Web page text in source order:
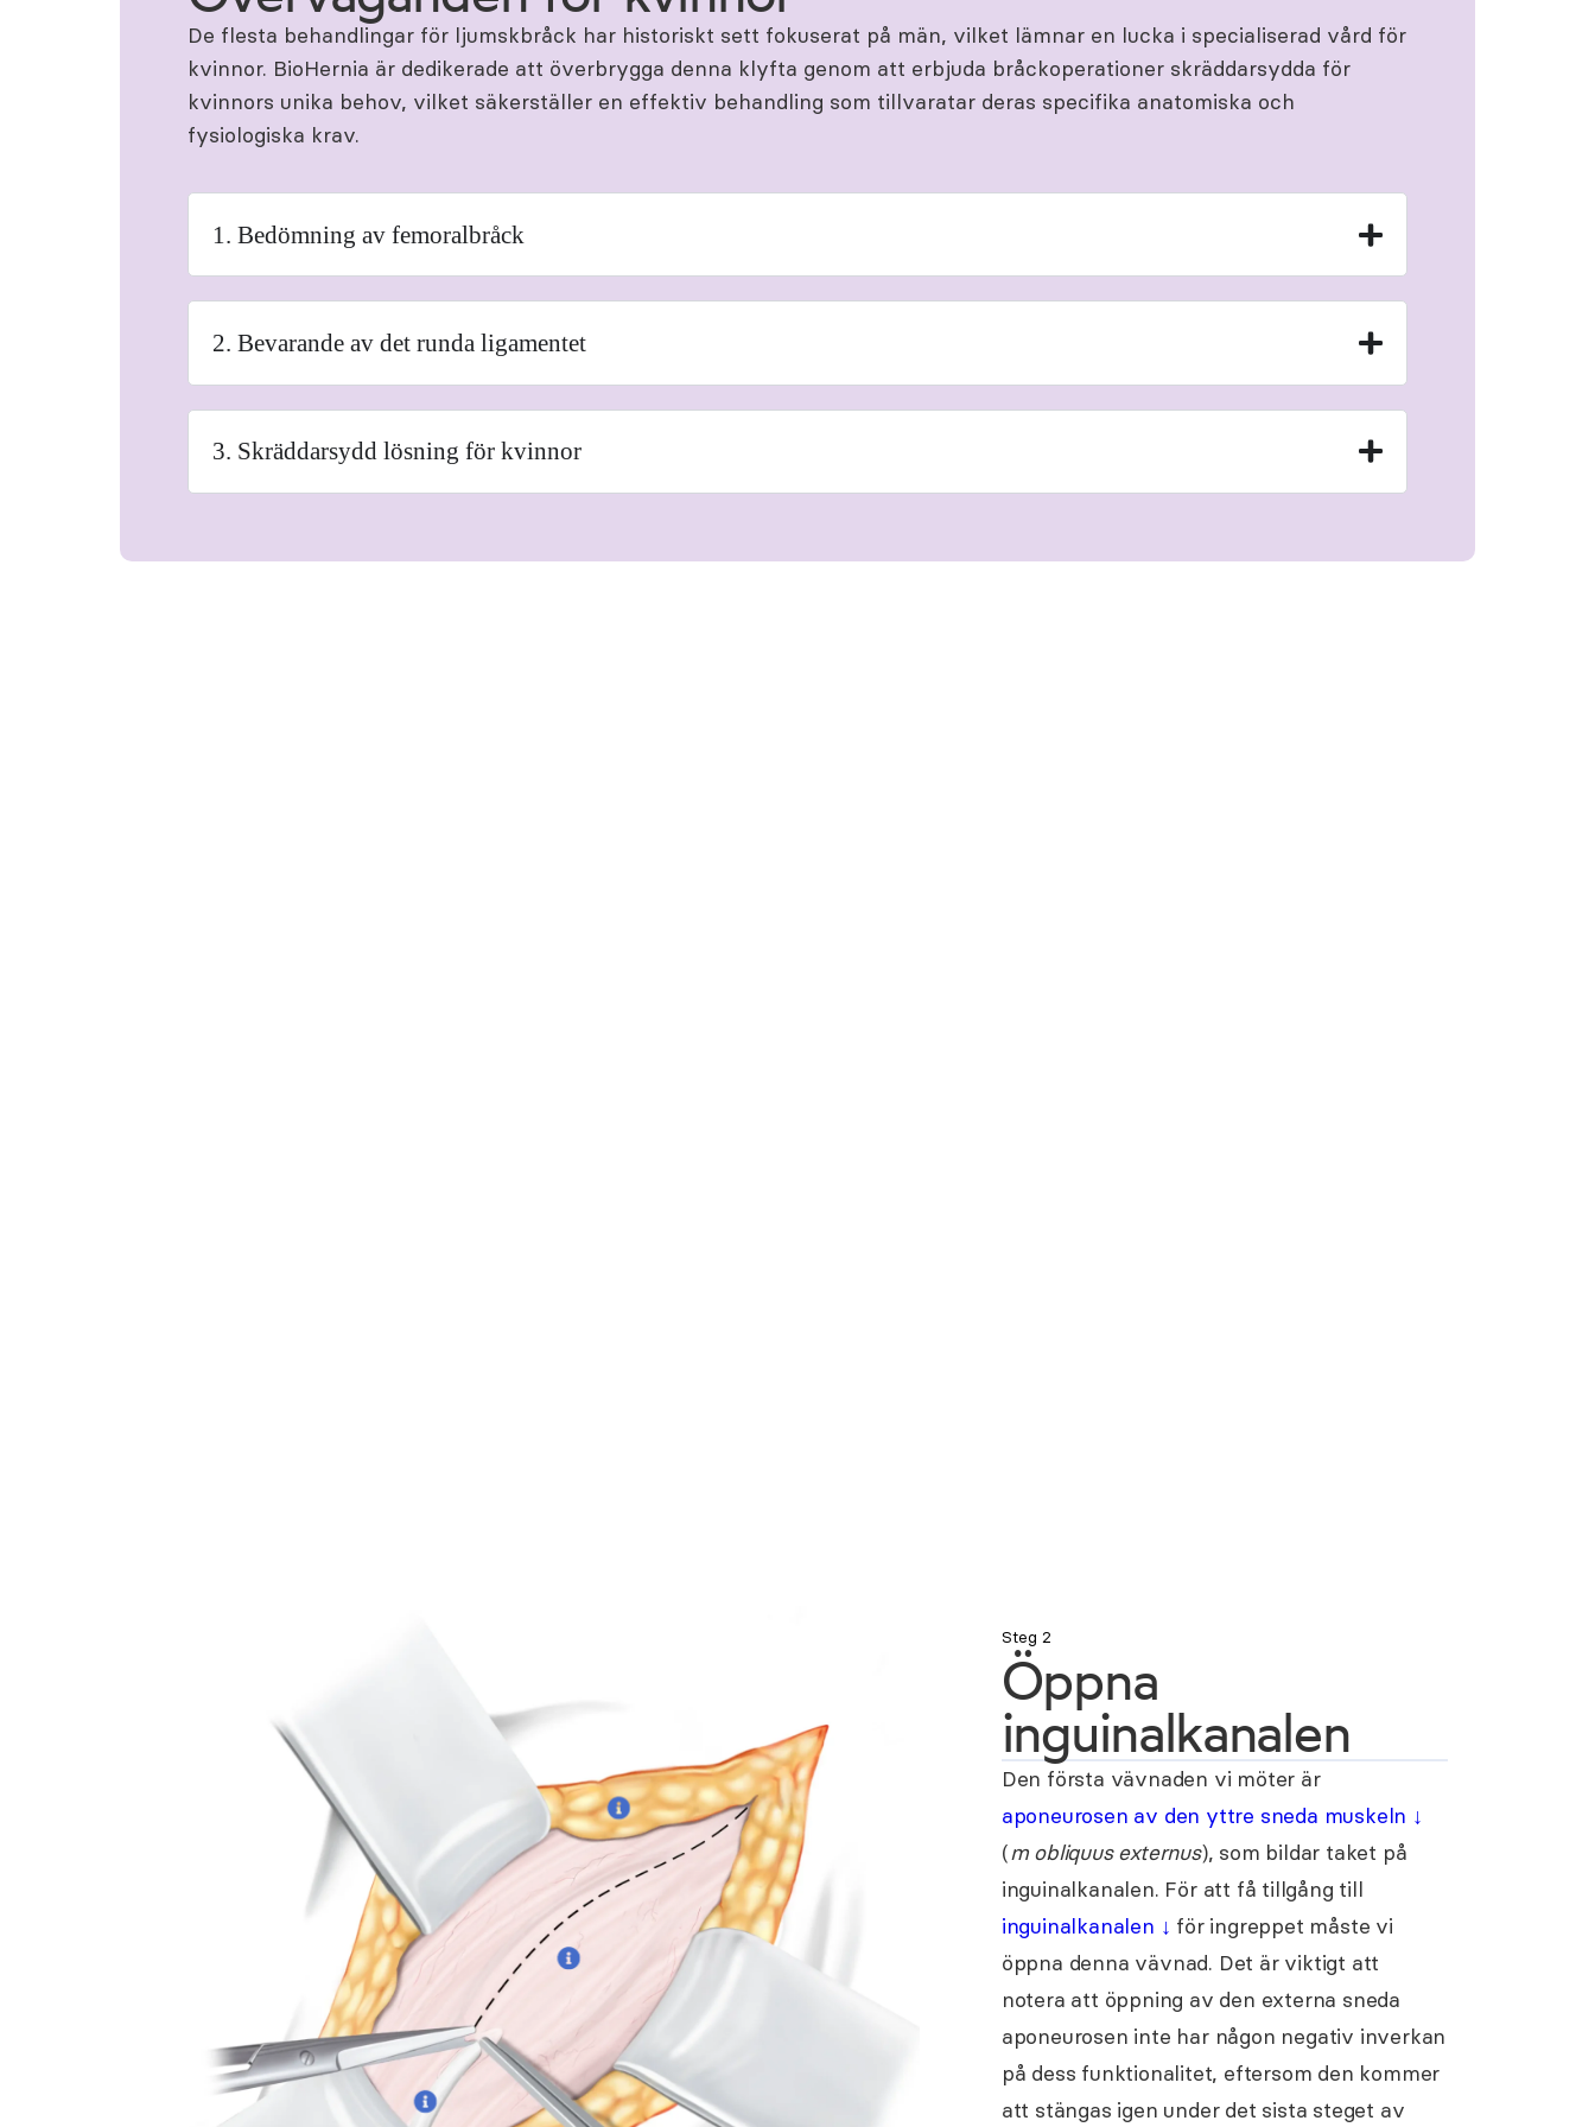
De flesta behandlingar för ljumskbråck har historiskt sett fokuserat på män, vilket lämnar en lucka i specialiserad vård för
kvinnor. BioHernia är dedikerade att överbrygga denna klyfta genom att erbjuda bråckoperationer skräddarsydda för
kvinnors unika behov, vilket säkerställer en effektiv behandling som tillvaratar deras specifika anatomiska och
fysiologiska krav.
1. Bedömning av femoralbråck
2. Bevarande av det runda ligamentet
3. Skräddarsydd lösning för kvinnor
Steg 2
Öppna
inguinalkanalen
Den första vävnaden vi möter är
aponeurosen av den yttre sneda muskeln ↓
(m obliquus externus), som bildar taket på
inguinalkanalen. För att få tillgång till
inguinalkanalen ↓ för ingreppet måste vi
öppna denna vävnad. Det är viktigt att
notera att öppning av den externa sneda
aponeurosen inte har någon negativ inverkan
på dess funktionalitet, eftersom den kommer
att stängas igen under det sista steget av